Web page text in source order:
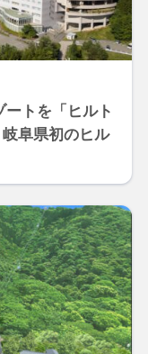
トを「ヒルト
阜県初のヒル